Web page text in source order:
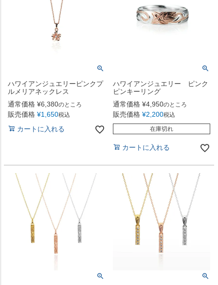
ハワイアンジュエリーピンクプ
ルメリアネックレス
通常価格 ¥6,380のところ
販売価格 ¥1,650税込
カートに入れる
ハワイアンジュエリー ピンク
ピンキーリング
通常価格 ¥4,950のところ
販売価格 ¥2,200税込
在庫切れ
カートに入れる